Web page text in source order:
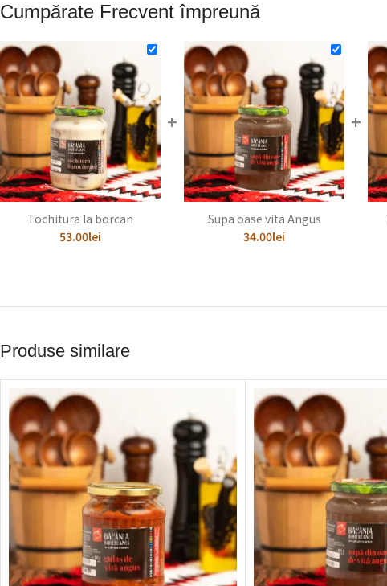
Cumpărate Frecvent împreună
Tochitura la borcan
53.00lei
+
Supa oase vita Angus
34.00lei
+
Produse similare